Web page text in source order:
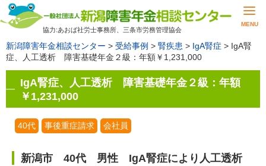
協力:あおば社労士事務所、三条市労務管理協会
MENU
新潟障害年金相談センター > 受給事例 > 腎疾患 > IgA腎症 > IgA腎
症、人工透析 障害基礎年金２級：年額￥1,231,000
IgA腎症、人工透析 障害基礎年金２級：年額
￥1,231,000
40代 事後重症請求 会社員
新潟市 40代 男性 IgA腎症により人工透析